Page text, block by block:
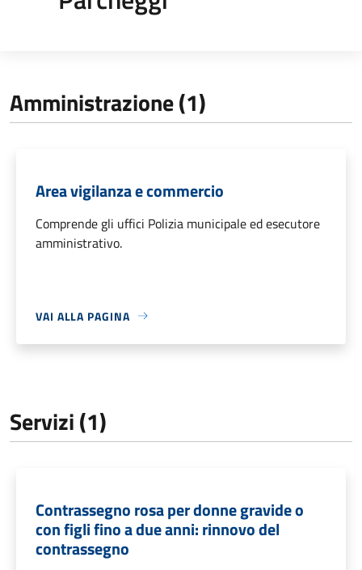
Amministrazione (1)
Area vigilanza e commercio
Comprende gli uffici Polizia municipale ed esecutore
amministrativo.
VAI ALLA PAGINA
Servizi (1)
Contrassegno rosa per donne gravide o
con figli fino a due anni: rinnovo del
contrassegno